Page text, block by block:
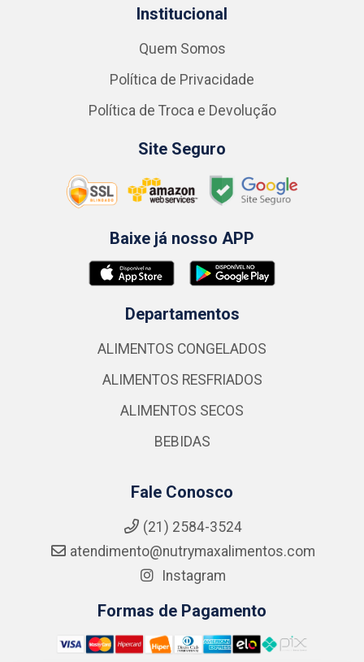
Institucional
Quem Somos
Política de Privacidade
Política de Troca e Devolução
Site Seguro
Baixe já nosso APP
Departamentos
ALIMENTOS CONGELADOS
ALIMENTOS RESFRIADOS
ALIMENTOS SECOS
BEBIDAS
Fale Conosco
(21) 2584-3524
atendimento@nutrymaxalimentos.com
Instagram
Formas de Pagamento